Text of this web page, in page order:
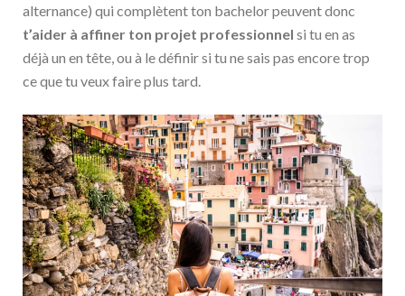
alternance) qui complètent ton bachelor peuvent donc
t’aider à affiner ton projet professionnel si tu en as
déjà un en tête, ou à le définir si tu ne sais pas encore trop
ce que tu veux faire plus tard.